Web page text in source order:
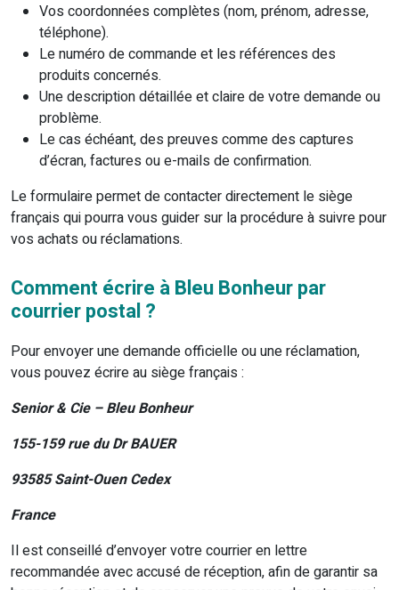
Vos coordonnées complètes (nom, prénom, adresse,
téléphone).
Le numéro de commande et les références des
produits concernés.
Une description détaillée et claire de votre demande ou
problème.
Le cas échéant, des preuves comme des captures
d’écran, factures ou e-mails de confirmation.
Le formulaire permet de contacter directement le siège
français qui pourra vous guider sur la procédure à suivre pour
vos achats ou réclamations.
Comment écrire à Bleu Bonheur par
courrier postal ?
Pour envoyer une demande officielle ou une réclamation,
vous pouvez écrire au siège français :
Senior & Cie – Bleu Bonheur
155-159 rue du Dr BAUER
93585 Saint-Ouen Cedex
France
Il est conseillé d’envoyer votre courrier en lettre
recommandée avec accusé de réception, afin de garantir sa